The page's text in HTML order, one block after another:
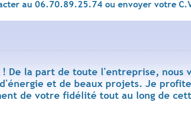
au 06.70.89.25.74 ou envoyer votre
De la part de toute l'entreprise, nous
et de beaux projets. Je
de votre fidélité tout au long de